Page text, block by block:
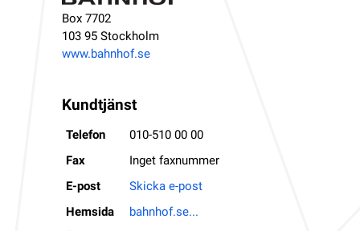
Box 7702
103 95 Stockholm
www.bahnhof.se
Kundtjänst
Telefon 010-510 00 00
Fax Inget faxnummer
E-post Skicka e-post
Hemsida bahnhof.se...